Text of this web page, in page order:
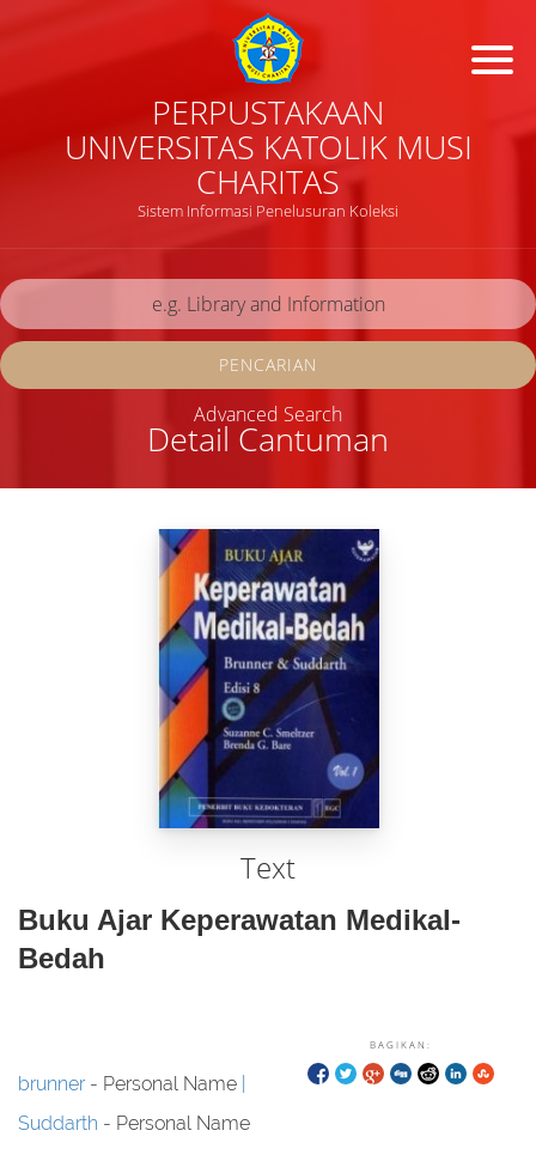
PERPUSTAKAAN
UNIVERSITAS KATOLIK MUSI
CHARITAS
Sistem Informasi Penelusuran Koleksi
Detail Cantuman
PENCARIAN
Advanced Search
Text
Buku Ajar Keperawatan Medikal-
Bedah
BAGIKAN:
brunner- Personal Name
Suddarth - Personal Name